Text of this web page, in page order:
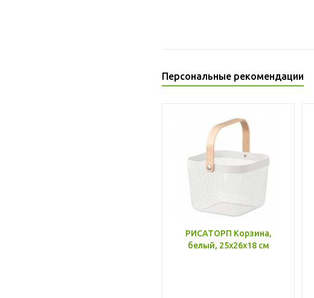
Персональные рекомендации
РИСАТОРП Корзина,
белый, 25x26x18 см